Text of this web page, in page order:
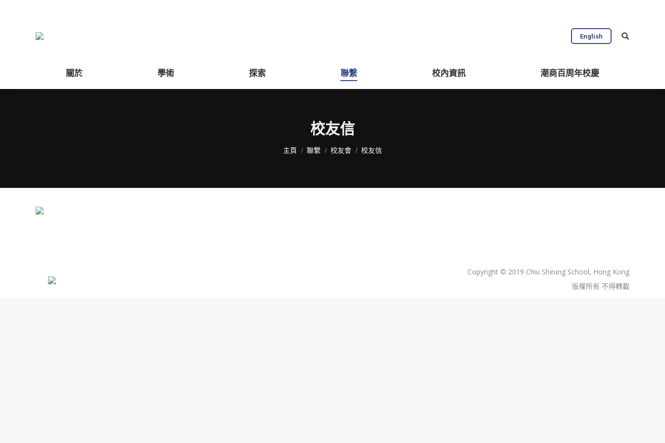
English
關於 學術 探索 聯繫 校內資訊 潮商百周年校慶
校友信
You are here:
主頁 聯繫 校友會 校友信
Copyright © 2019 Chiu Sheung School, Hong Kong
版權所有 不得轉載